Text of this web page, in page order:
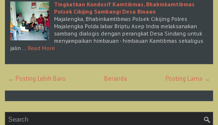
Tingkatkan Kondusif Kamtibmas, Bhabinkamtibmas
Polsek Cikijing Sambangi Desa Binaan
Majalengka, Bhabinkamtibmas Polsek Cikijing Polres
Majalengka Polda Jabar Briptu Asep Indra melaksanakan
sambang dialogis dengan perangkat Desa Sindang untuk
menyampaikan himbauan - himbauan Kamtibmas sekaligus
jalin … Read More
← Posting Lebih Baru Posting Lama →
Beranda